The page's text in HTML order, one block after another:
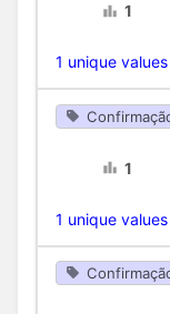
1
1 unique values
1
1 unique values